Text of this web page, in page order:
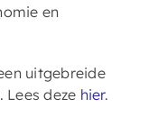
en
uitgebreide
. Lees deze hier.